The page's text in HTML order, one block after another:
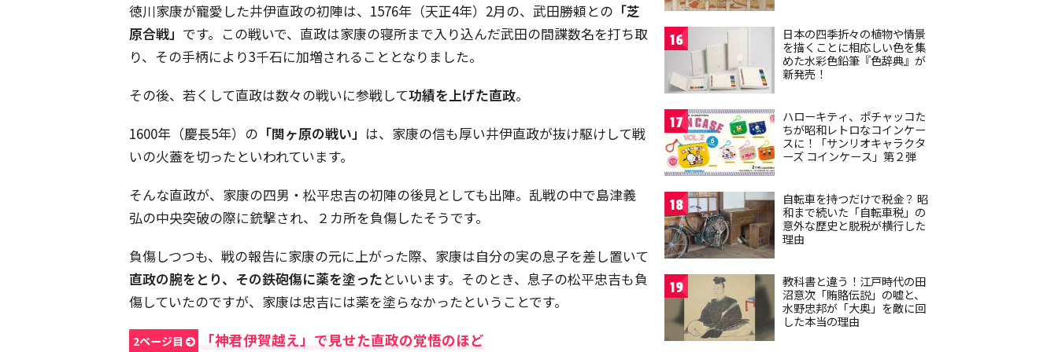
徳川家康が寵愛した井伊直政の初陣は、1576年（天正4年）2月の、武田勝頼との 「芝
原合戦」 です。この戦いで、直政は家康の寝所まで入り込んだ武田の間諜数名を打ち取
り、その手柄により3千石に加増されることとなりました。
その後、若くして直政は数々の戦いに参戦して功績を上げた直政。
1600年（慶長5年）の 「関ヶ原の戦い」 は、家康の信も厚い井伊直政が抜け駆けして戦
いの火蓋を切ったといわれています。
そんな直政が、家康の四男・松平忠吉の初陣の後見としても出陣。乱戦の中で島津義
弘の中央突破の際に銃撃され、２カ所を負傷したそうです。
負傷しつつも、戦の報告に家康の元に上がった際、家康は自分の実の息子を差し置いて
直政の腕をとり、その鉄砲傷に薬を塗ったといいます。そのとき、息子の松平忠吉も負
傷していたのですが、家康は忠吉には薬を塗らなかったということです。
2ページ目 「神君伊賀越え」で見せた直政の覚悟のほど
16
日本の四季折々の植物や情景
を描くことに相応しい色を集
めた水彩色鉛筆『色辞典』が
新発売！
17
ハローキティ、ポチャッコた
ちが昭和レトロなコインケー
スに！「サンリオキャラクタ
ーズ コインケース」第２弾
18
自転車を持つだけで税金？ 昭
和まで続いた「自転車税」の
意外な歴史と脱税が横行した
理由
19
教科書と違う！江戸時代の田
沼意次「賄賂伝説」の嘘と、
水野忠邦が「大奥」を敵に回
した本当の理由